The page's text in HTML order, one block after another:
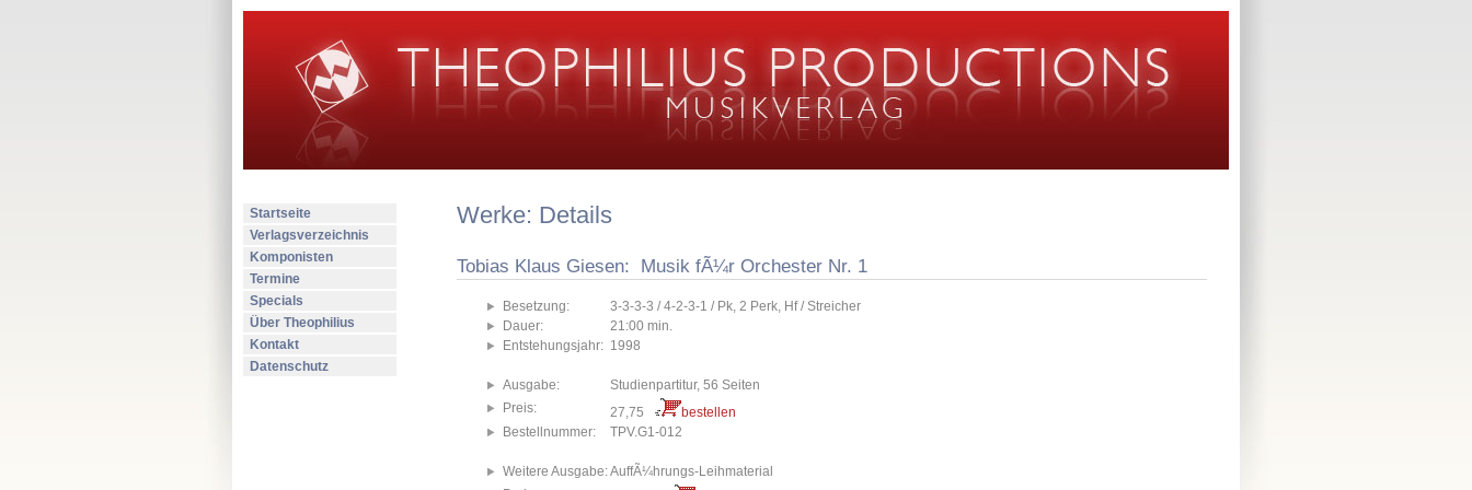
Startseite
Verlagsverzeichnis
Komponisten
Termine
Specials
Über Theophilius
Kontakt
Datenschutz
Werke: Details
Tobias Klaus Giesen: Musik fÃ¼r Orchester Nr. 1
Besetzung:
3-3-3-3 / 4-2-3-1 / Pk, 2 Perk, Hf / Streicher
Dauer:
21:00 min.
Entstehungsjahr: 1998
Ausgabe:
Studienpartitur, 56 Seiten
Preis:
27,75
bestellen
Bestellnummer:
TPV.G1-012
Weitere Ausgabe:AuffÃ¼hrungs-Leihmaterial